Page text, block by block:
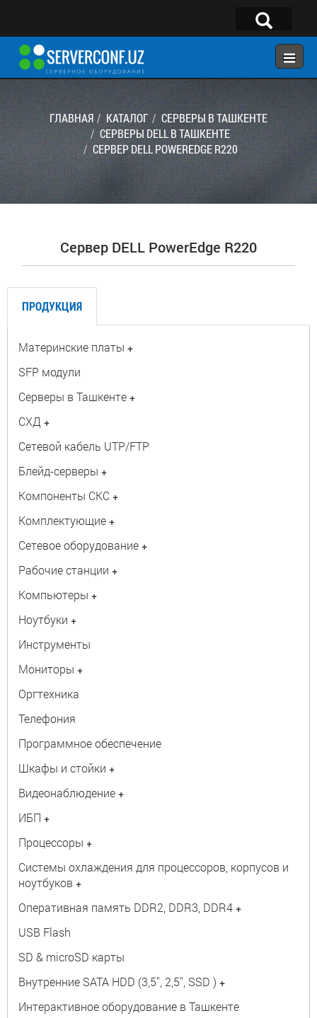
×
ГЛАВНАЯ
КОНФИГУРАТОР
КАТАЛОГ
Telegram:@serverconf_uz
Тел: (90) 932-18-00
ГЛАВНАЯ КАТАЛОГ
СЕРВЕРЫ В ТАШКЕНТЕ
СЕРВЕРЫ DELL В ТАШКЕНТЕ
СЕРВЕР DELL POWEREDGE R220
Сервер DELL PowerEdge R220
ПРОДУКЦИЯ
Материнские платы +
SFP модули
Серверы в Ташкенте +
СХД +
Сетевой кабель UTP/FTP
Блейд-серверы +
Компоненты СКС +
Комплектующие +
Сетевое оборудование +
Рабочие станции +
Компьютеры +
Ноутбуки +
Инструменты
Мониторы +
Оргтехника
Телефония
Программное обеспечение
Шкафы и стойки +
Видеонаблюдение +
ИБП +
Процессоры +
Системы охлаждения для процессоров, корпусов и
ноутбуков +
Оперативная память DDR2, DDR3, DDR4 +
USB Flash
SD & microSD карты
Внутренние SATA HDD (3,5", 2,5", SSD ) +
Интерактивное оборудование в Ташкенте